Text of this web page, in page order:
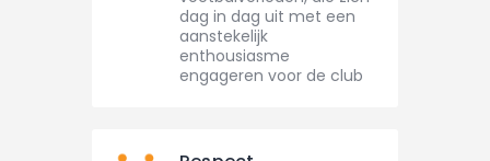
dag in dag uit met een
aanstekelijk
enthousiasme
engageren voor de club